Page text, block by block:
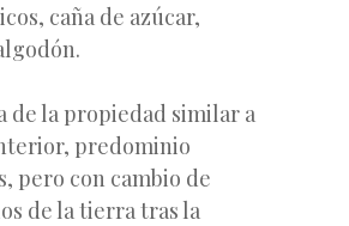
caña de azúcar,
de la propiedad similar a
predominio
pero con cambio de
de la tierra tras la